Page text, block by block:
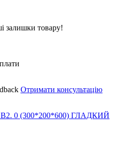
залишки товару!
Отримати консультацію